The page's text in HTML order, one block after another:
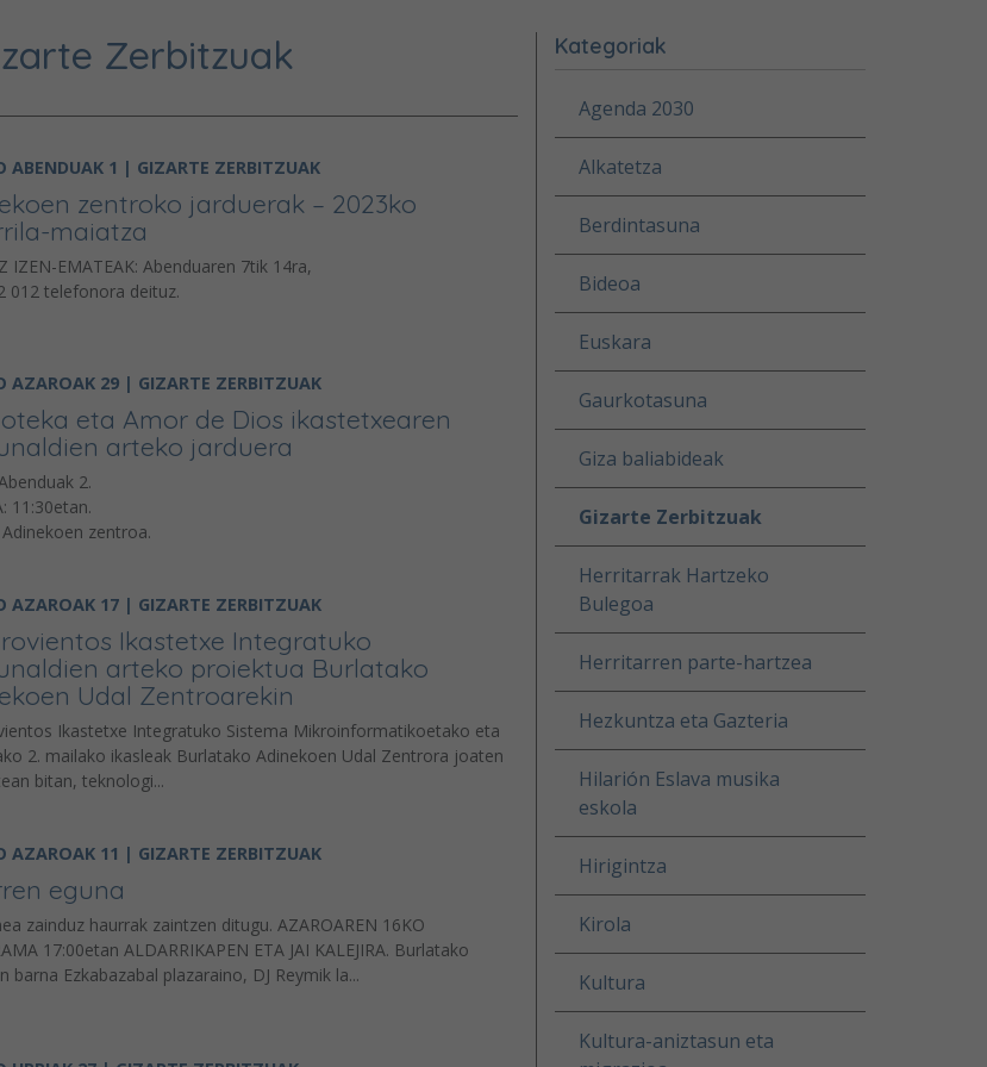
Zerbitzuak
ABENDUAK 1 | GIZARTE ZERBITZUAK
zentroko jarduerak – 2023ko
maiatza
IZEN-EMATEAK: Abenduaren 7tik 14ra,
012 telefonora deituz.
AZAROAK 29 | GIZARTE ZERBITZUAK
eta Amor de Dios ikastetxearen
arteko jarduera
2.
11:30etan.
Adinekoen zentroa.
AZAROAK 17 | GIZARTE ZERBITZUAK
Ikastetxe Integratuko
arteko proiektua Burlatako
Udal Zentroarekin
Ikastetxe Integratuko Sistema Mikroinformatikoetako eta
2. mailako ikasleak Burlatako Adinekoen Udal Zentrora joaten
bitan, teknologi...
AZAROAK 11 | GIZARTE ZERBITZUAK
eguna
zainduz haurrak zaintzen ditugu. AZAROAREN 16KO
17:00etan ALDARRIKAPEN ETA JAI KALEJIRA. Burlatako
barna Ezkabazabal plazaraino, DJ Reymik la...
Kategoriak
Agenda 2030
Alkatetza
Berdintasuna
Bideoa
Euskara
Gaurkotasuna
Giza baliabideak
Gizarte Zerbitzuak
Herritarrak Hartzeko
Bulegoa
Herritarren parte-hartzea
Hezkuntza eta Gazteria
Hilarión Eslava musika
eskola
Hirigintza
Kirola
Kultura
Kultura-aniztasun eta